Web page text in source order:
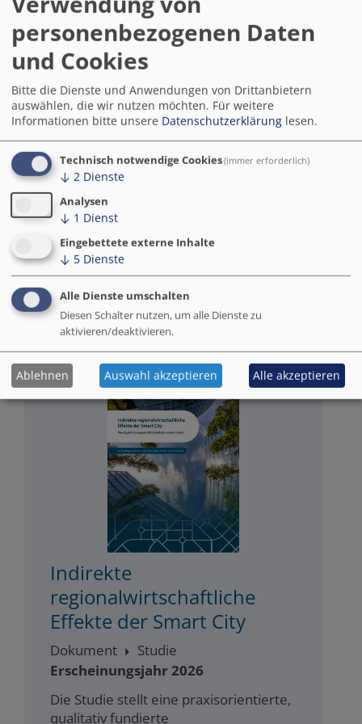
und wurde am 12.08.2024 erfolgreich
eröffnet. Betrieben wird der Hub
gemeinsam von der Stadt Jena und
dem Verein Jena Digital e.V. Mit dem
JEDI schaffen wir eine Plattform, die…
Weiterlesen
Alle Maßnahmen
Publikationen
Indirekte
regionalwirtschaftliche
Effekte der Smart City
Dokument
Studie
Erscheinungsjahr 2026
Die Studie stellt eine praxisorientierte,
qualitativ fundierte
personenbezogenen Daten
und Cookies
Bitte die Dienste und Anwendungen von Drittanbietern
auswählen, die wir nutzen möchten. Für weitere
Informationen bitte unsere Datenschutzerklärung lesen.
Technisch notwendige Cookies(immer erforderlich)
↓ 2 Dienste
Analysen
↓ 1 Dienst
Eingebettete externe Inhalte
↓ 5 Dienste
Alle Dienste umschalten
Diesen Schalter nutzen, um alle Dienste zu
aktivieren/deaktivieren.
Ablehnen Auswahl akzeptieren Alle akzeptieren